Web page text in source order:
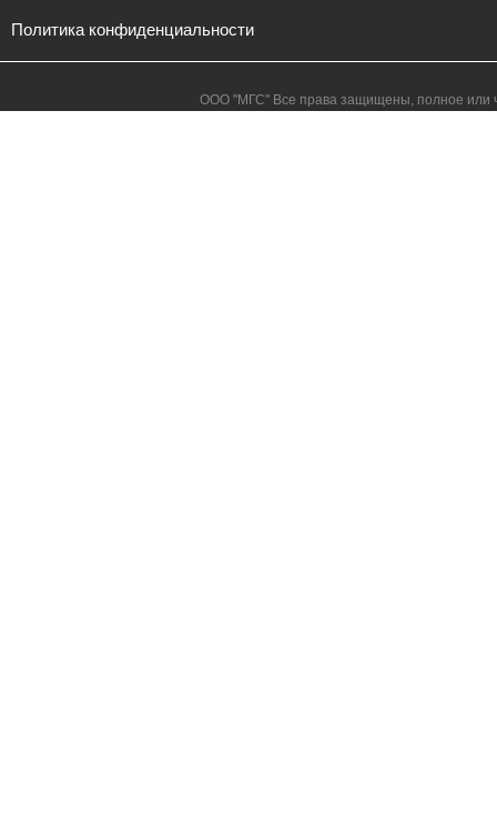
Политика конфиденциальности
ООО "МГС" Все права защищены, полное или